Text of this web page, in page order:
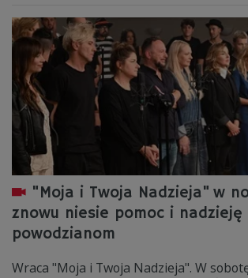
"Moja i Twoja Nadzieja" w
znowu niesie pomoc i nadzieję
powodzianom
Wraca "Moja i Twoja Nadzieja". W